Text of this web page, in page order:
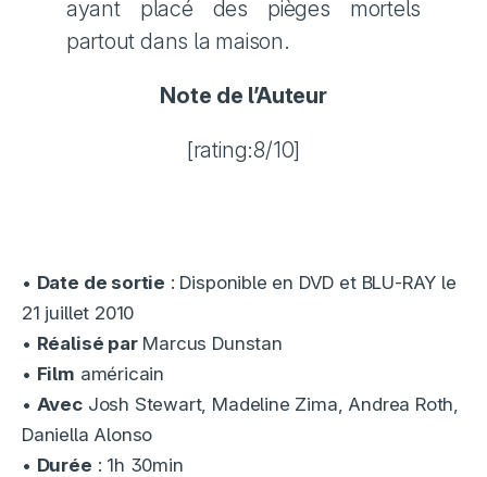
ayant placé des pièges mortels
partout dans la maison.
Note de l’Auteur
[rating:8/10]
• Date de sortie : Disponible en DVD et BLU-RAY le
21 juillet 2010
• Réalisé parMarcus Dunstan
• Film américain
• AvecJosh Stewart, Madeline Zima, Andrea Roth,
Daniella Alonso
• Durée : 1h 30min